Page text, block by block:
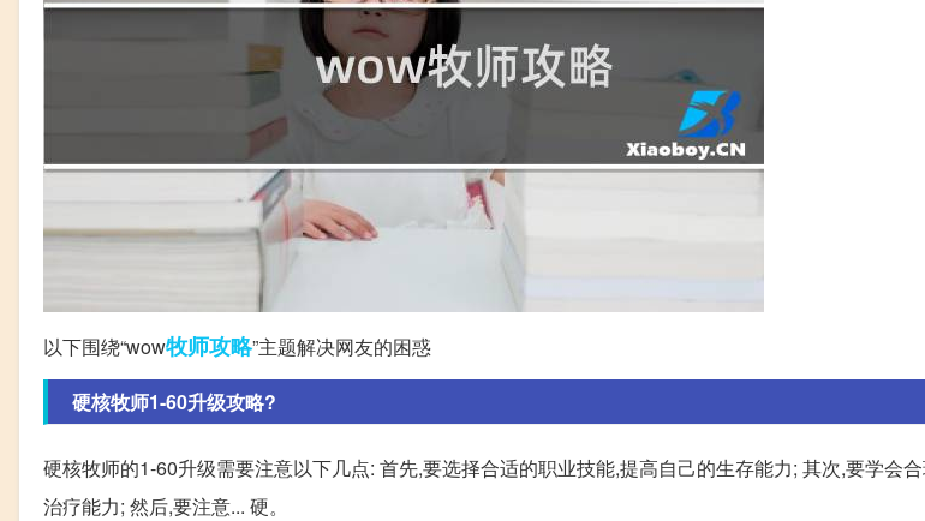
以下围绕“wow牧师攻略”主题解决网友的困惑
硬核牧师1-60升级攻略?
硬核牧师的1-60升级需要注意以下几点: 首先,要选择合适的职业技能,提高自己的生存能力; 其次,要学会
治疗能力; 然后,要注意... 硬。